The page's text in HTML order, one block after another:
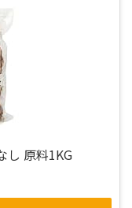
し 原料1KG